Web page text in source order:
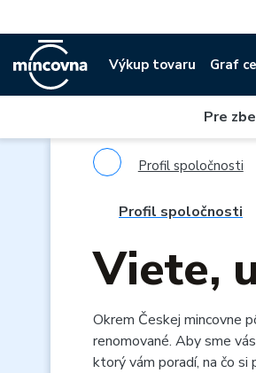
Výkup tovaru Graf
Pre
Profil spoločnosti
Profil spoločnosti
Viete,
Okrem Českej mincovne
renomované. Aby sme
ktorý vám poradí, na čo si